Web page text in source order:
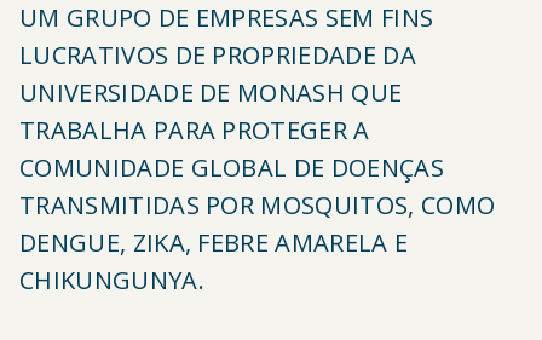
UM GRUPO DE EMPRESAS SEM FINS
LUCRATIVOS DE PROPRIEDADE DA
UNIVERSIDADE DE MONASH QUE
TRABALHA PARA PROTEGER A
COMUNIDADE GLOBAL DE DOENÇAS
TRANSMITIDAS POR MOSQUITOS, COMO
DENGUE, ZIKA, FEBRE AMARELA E
CHIKUNGUNYA.